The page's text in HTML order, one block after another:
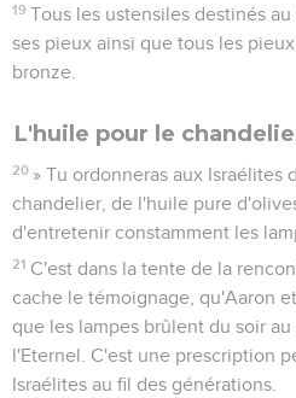
19 Tous les ustensiles destinés
ses pieux ainsi que tous les
bronze.
L'huile pour le
20 » Tu ordonneras aux Israélites
chandelier, de l'huile pure
d'entretenir constamment les
21 C'est dans la tente de la
cache le témoignage, qu'Aaron
que les lampes brûlent du soir
l'Eternel. C'est une prescription
Israélites au fil des générations.